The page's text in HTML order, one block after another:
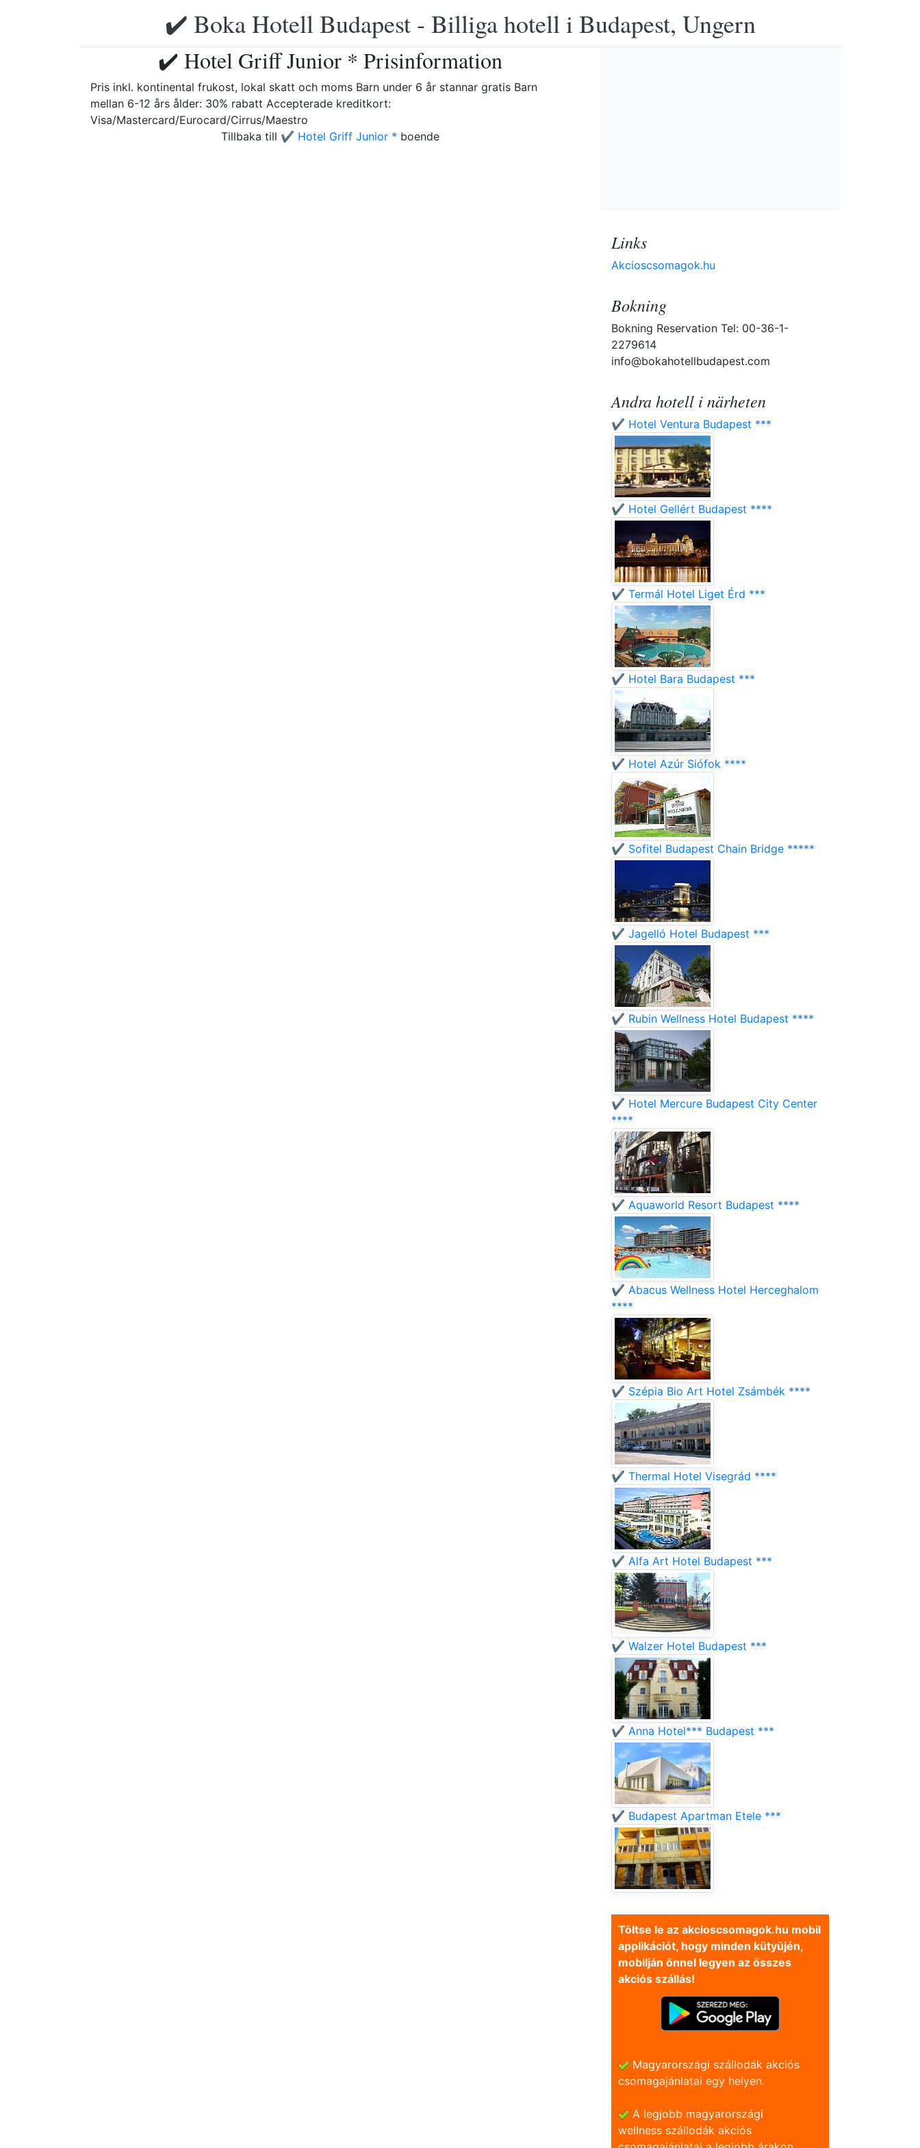
✔️ Boka Hotell Budapest - Billiga hotell i Budapest, Ungern
✔️ Hotel Griff Junior * Prisinformation
Pris inkl. kontinental frukost, lokal skatt och moms Barn under 6 år stannar gratis Barn
mellan 6-12 års ålder: 30% rabatt Accepterade kreditkort:
Visa/Mastercard/Eurocard/Cirrus/Maestro
Tillbaka till ✔️ Hotel Griff Junior * boende
Links
Akcioscsomagok.hu
Bokning
Bokning Reservation Tel: 00-36-1-
2279614
info@bokahotellbudapest.com
Andra hotell i närheten
✔️ Hotel Ventura Budapest ***
✔️ Hotel Gellért Budapest ****
✔️ Termál Hotel Liget Érd ***
✔️ Hotel Bara Budapest ***
✔️ Hotel Azúr Siófok ****
✔️ Sofitel Budapest Chain Bridge *****
✔️ Jagelló Hotel Budapest ***
✔️ Rubin Wellness Hotel Budapest ****
✔️ Hotel Mercure Budapest City Center
****
✔️ Aquaworld Resort Budapest ****
✔️ Abacus Wellness Hotel Herceghalom
****
✔️ Szépia Bio Art Hotel Zsámbék ****
✔️ Thermal Hotel Visegrád ****
✔️ Alfa Art Hotel Budapest ***
✔️ Walzer Hotel Budapest ***
✔️ Anna Hotel*** Budapest ***
✔️ Budapest Apartman Etele ***
Töltse le az akcioscsomagok.hu mobil
applikációt, hogy minden kütyüjén,
mobilján önnel legyen az összes
akciós szállás!
Magyarországi szállodák akciós
csomagajánlatai egy helyen.
A legjobb magyarországi
wellness szállodák akciós